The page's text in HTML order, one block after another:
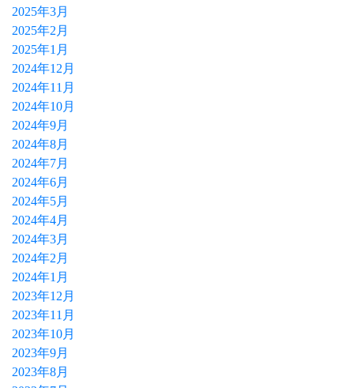
2025年3月
2025年2月
2025年1月
2024年12月
2024年11月
2024年10月
2024年9月
2024年8月
2024年7月
2024年6月
2024年5月
2024年4月
2024年3月
2024年2月
2024年1月
2023年12月
2023年11月
2023年10月
2023年9月
2023年8月